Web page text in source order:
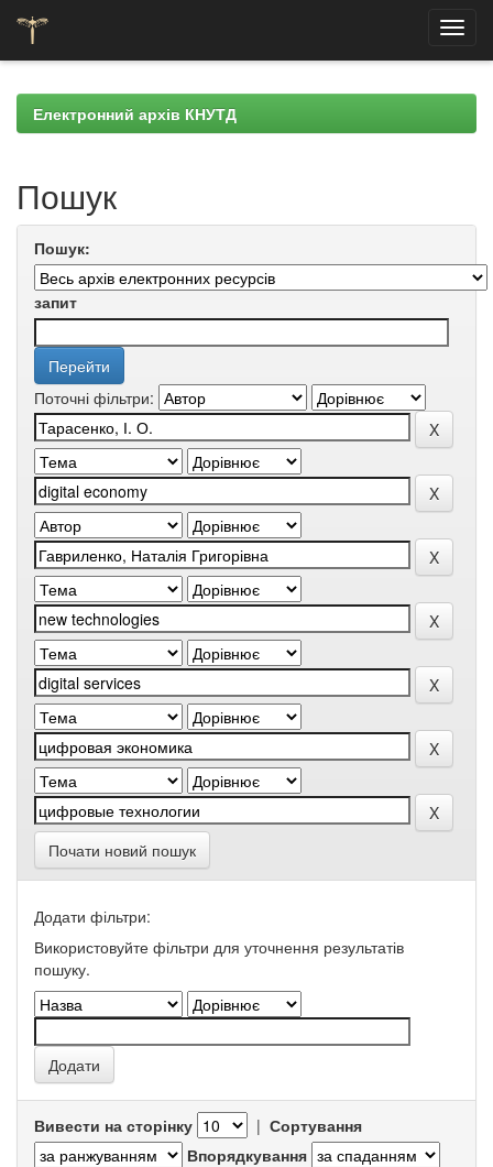
navigationЕлектронний архів КНУТД
Пошук
Пошук:
запит
Поточні фільтри:
Почати новий пошук
Додати фільтри:
Використовуйте фільтри для уточнення результатів
пошуку.
Вивести на сторінку | Сортування
Впорядкування